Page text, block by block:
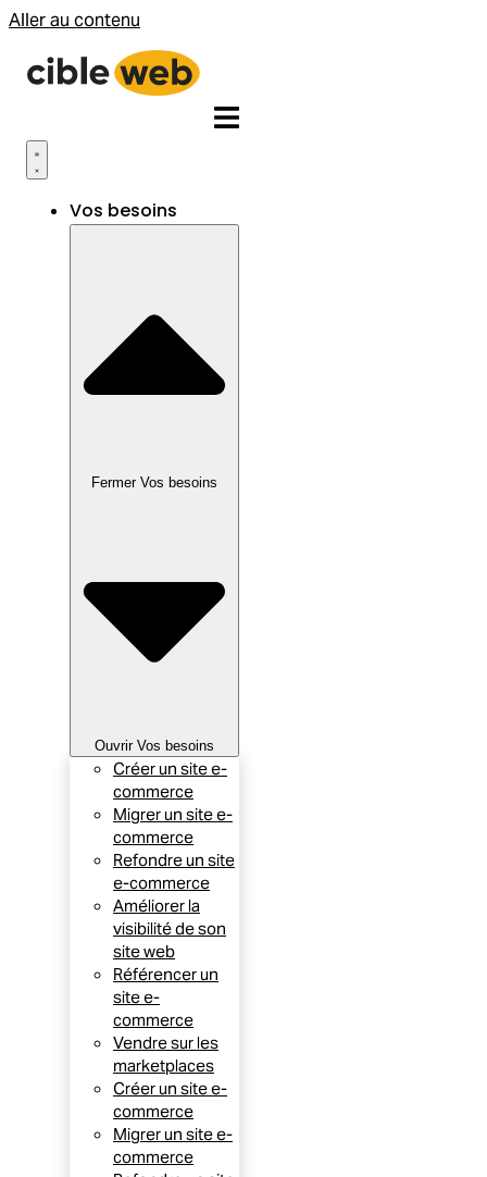
Aller au contenu
Vos besoins
Fermer Vos besoins
Ouvrir Vos besoins
Créer un site e-
commerce
Migrer un site e-
commerce
Refondre un site
e-commerce
Améliorer la
visibilité de son
site web
Référencer un
site e-
commerce
Vendre sur les
marketplaces
Créer un site e-
commerce
Migrer un site e-
commerce